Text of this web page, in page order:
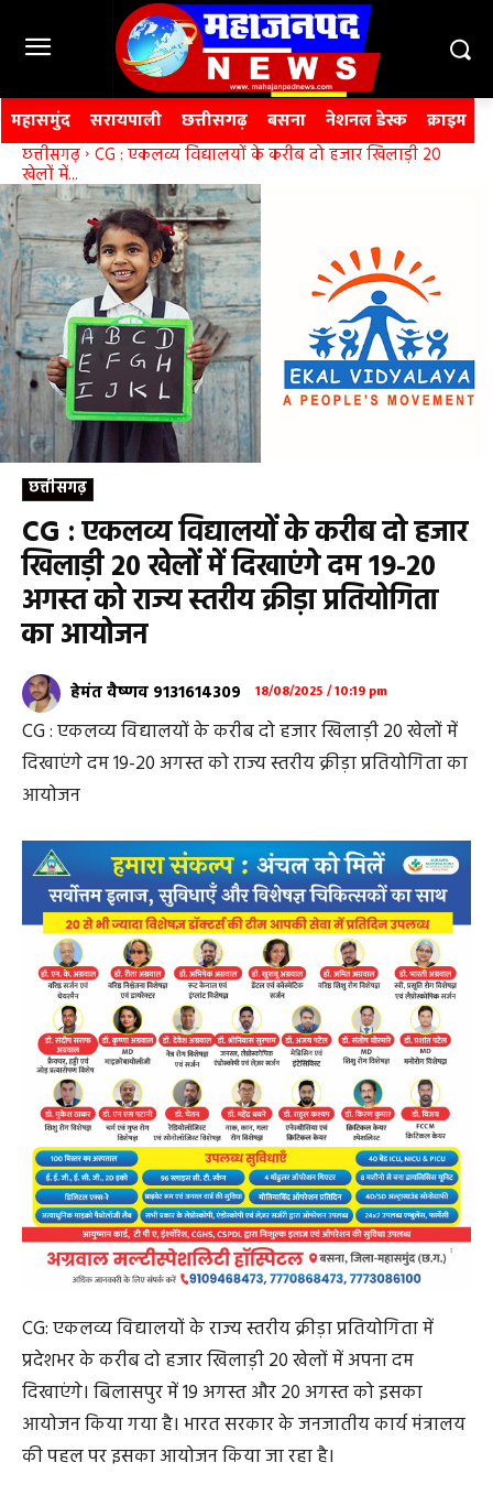
महासमुंद सरायपाली छत्तीसगढ़ बसना नेशनल डेस्क क्राइम
छत्तीसगढ़ CG : एकलव्य विद्यालयों के करीब दो हजार खिलाड़ी 20
खेलों में...
छत्तीसगढ़
CG : एकलव्य विद्यालयों के करीब दो हजार
खिलाड़ी 20 खेलों में दिखाएंगे दम 19-20
अगस्त को राज्य स्तरीय क्रीड़ा प्रतियोगिता
का आयोजन
हेमंत वैष्णव 9131614309 18/08/2025 / 10:19 pm
CG : एकलव्य विद्यालयों के करीब दो हजार खिलाड़ी 20 खेलों में
दिखाएंगे दम 19-20 अगस्त को राज्य स्तरीय क्रीड़ा प्रतियोगिता का
आयोजन
CG: एकलव्य विद्यालयों के राज्य स्तरीय क्रीड़ा प्रतियोगिता में
प्रदेशभर के करीब दो हजार खिलाड़ी 20 खेलों में अपना दम
दिखाएंगे। बिलासपुर में 19 अगस्त और 20 अगस्त को इसका
आयोजन किया गया है। भारत सरकार के जनजातीय कार्य मंत्रालय
की पहल पर इसका आयोजन किया जा रहा है।